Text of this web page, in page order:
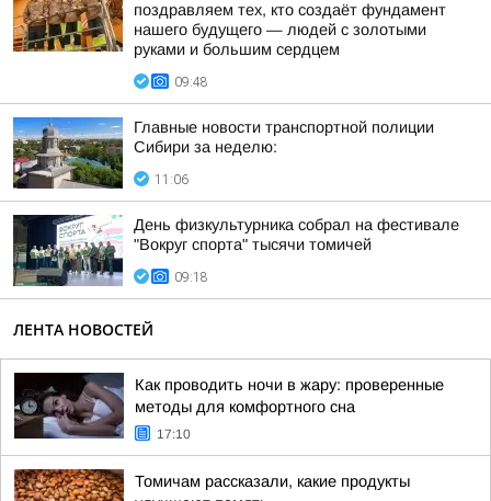
поздравляем тех, кто создаёт фундамент
нашего будущего — людей с золотыми
руками и большим сердцем
09:48
Главные новости транспортной полиции
Сибири за неделю:
11:06
День физкультурника собрал на фестивале
"Вокруг спорта" тысячи томичей
09:18
ЛЕНТА НОВОСТЕЙ
Как проводить ночи в жару: проверенные
методы для комфортного сна
17:10
Томичам рассказали, какие продукты